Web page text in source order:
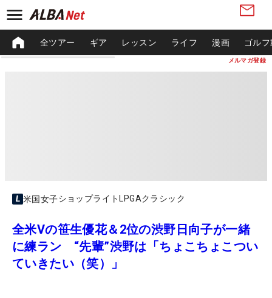
メルマガ登録
全ツアー ギア レッスン ライフ 漫画 ゴル
米国女子ショップライトLPGAクラシック
全米Vの笹生優花＆2位の渋野日向子が一緒
に練ラン “先輩”渋野は「ちょこちょこつい
ていきたい（笑）」